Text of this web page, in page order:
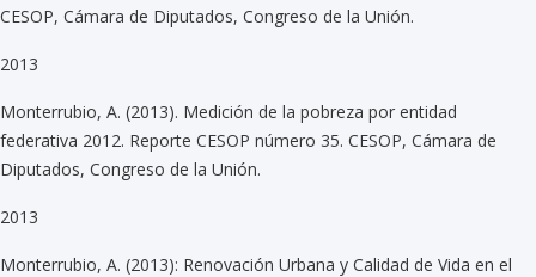
CESOP, Cámara de Diputados, Congreso de la Unión.
2013
Monterrubio, A. (2013). Medición de la pobreza por entidad
federativa 2012. Reporte CESOP número 35. CESOP, Cámara de
Diputados, Congreso de la Unión.
2013
Monterrubio, A. (2013): Renovación Urbana y Calidad de Vida en el